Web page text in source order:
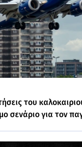
του
σενάριο για τον